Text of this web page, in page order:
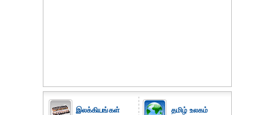
இலக்கியங்கள் தமிழ் உலகம்